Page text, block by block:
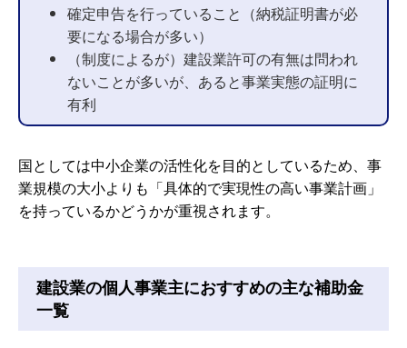
確定申告を行っていること（納税証明書が必
要になる場合が多い）
（制度によるが）建設業許可の有無は問われ
ないことが多いが、あると事業実態の証明に
有利
国としては中小企業の活性化を目的としているため、事
業規模の大小よりも「具体的で実現性の高い事業計画」
を持っているかどうかが重視されます。
建設業の個人事業主におすすめの主な補助金
一覧